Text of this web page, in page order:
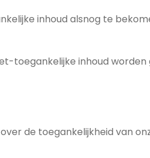
inhoud alsnog te
toegankelijke inhoud
de toegankelijkheid van